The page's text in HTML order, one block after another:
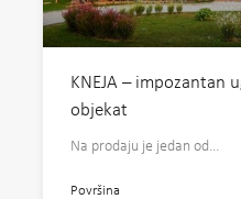
KNEJA – impozantan
objekat
Na prodaju je jedan od…
Površina